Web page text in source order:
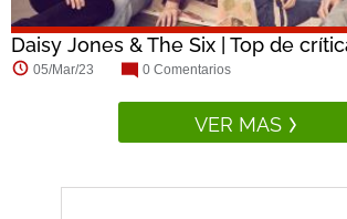
Daisy Jones & The Six | Top de
05/Mar/23 0 Comentarios
VER MAS